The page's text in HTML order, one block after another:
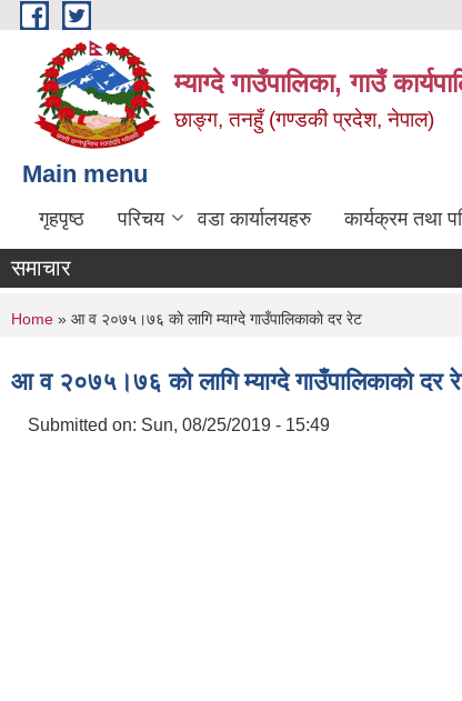
Skip to main content
म्याग्दे गाउँपालिका, गाउँ
छाङ्ग, तनहुँ (गण्डकी प्रदेश, नेपाल)
Main menu
गृहपृष्ठ परिचय वडा कार्यालयहरु कार्यक्रम तथा
समाचार
You are here
Home » आ व २०७५।७६ काे लागि म्याग्दे गाउँपालिकाकाे दर रेट
आ व २०७५।७६ काे लागि म्याग्दे गाउँपालिकाकाे दर
Submitted on: Sun, 08/25/2019 - 15:49